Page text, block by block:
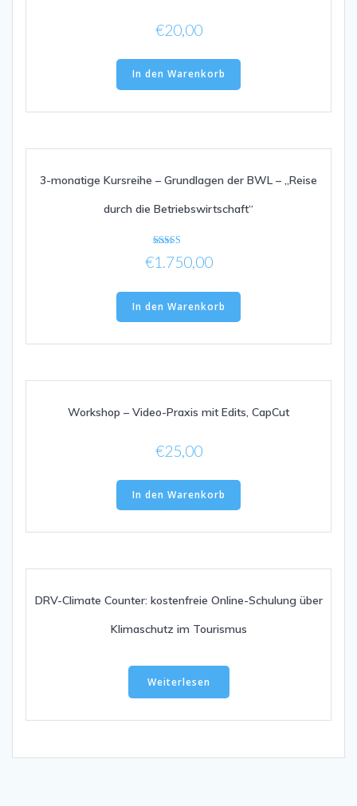
€20,00
In den Warenkorb
3-monatige Kursreihe – Grundlagen der BWL – „Reise
durch die Betriebswirtschaft“
Bewertet mit
5.00
€1.750,00
In den Warenkorb
Workshop – Video-Praxis mit Edits, CapCut
€25,00
In den Warenkorb
DRV-Climate Counter: kostenfreie Online-Schulung über
Klimaschutz im Tourismus
Weiterlesen